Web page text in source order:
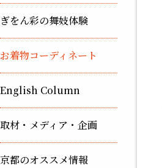
ぎをん彩の舞妓体験
お着物コーディネート
English Column
取材・メディア・企画
京都のオススメ情報